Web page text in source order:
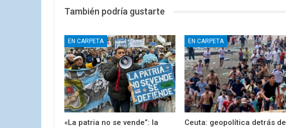
También podría gustarte
EN CARPETA
«La patria no se vende”: la
EN CARPETA
Ceuta: geopolítica detrás de